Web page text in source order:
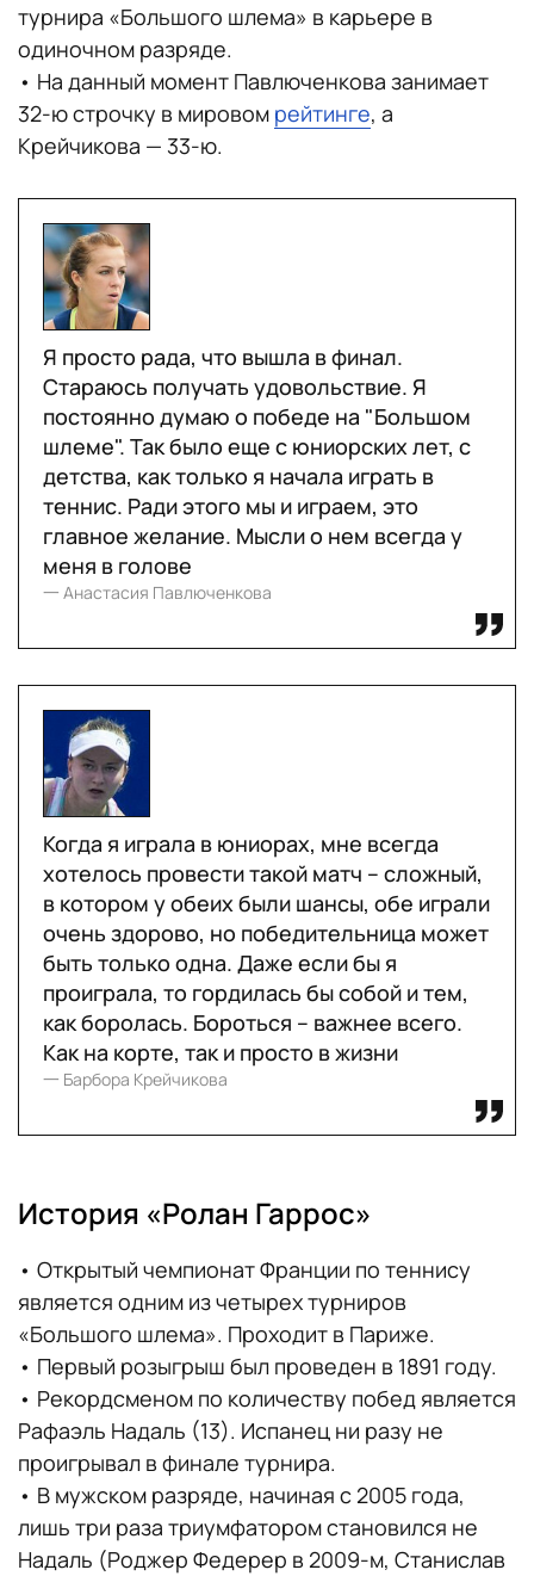
турнира «Большого шлема» в карьере в
одиночном разряде.
• На данный момент Павлюченкова занимает
32-ю строчку в мировом рейтинге, а
Крейчикова — 33-ю.
Я просто рада, что вышла в финал.
Стараюсь получать удовольствие. Я
постоянно думаю о победе на "Большом
шлеме". Так было еще с юниорских лет, с
детства, как только я начала играть в
теннис. Ради этого мы и играем, это
главное желание. Мысли о нем всегда у
меня в голове
一 Анастасия Павлюченкова
Когда я играла в юниорах, мне всегда
хотелось провести такой матч – сложный,
в котором у обеих были шансы, обе играли
очень здорово, но победительница может
быть только одна. Даже если бы я
проиграла, то гордилась бы собой и тем,
как боролась. Бороться – важнее всего.
Как на корте, так и просто в жизни
一 Барбора Крейчикова
История «‎Ролан Гаррос»
• Открытый чемпионат Франции по теннису
является одним из четырех турниров
«Большого шлема». Проходит в Париже.
• Первый розыгрыш был проведен в 1891 году.
• Рекордсменом по количеству побед является
Рафаэль Надаль (13). Испанец ни разу не
проигрывал в финале турнира.
• В мужском разряде, начиная с 2005 года,
лишь три раза триумфатором становился не
Надаль (Роджер Федерер в 2009-м, Станислав